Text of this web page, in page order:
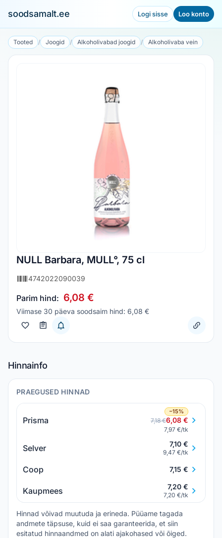
soodsamalt.ee Logi sisse Loo konto
Tooted / Joogid / Alkoholivabad joogid / Alkoholivaba vein
NULL Barbara, MULL°, 75 cl
4742022090039
Parim hind: 6,08 €
Viimase 30 päeva soodsaim hind: 6,08 €
Hinnainfo
PRAEGUSED HINNAD
Prisma
−15%
7,18 €6,08 €
7,97 €/tk
Selver 7,10 €
9,47 €/tk
Coop 7,15 €
Kaupmees 7,20 €
7,20 €/tk
Hinnad võivad muutuda ja erineda. Püüame tagada
andmete täpsuse, kuid ei saa garanteerida, et siin
esitatud hinnaandmed on alati ajakohased või õiged.